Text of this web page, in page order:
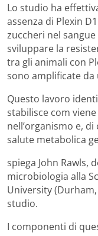
Lo studio ha
assenza di Plexin
zuccheri nel
sviluppare la
tra gli animali con
sono amplificate da
Questo lavoro
stabilisce com
nell’organismo e,
salute metabolica
spiega John Rawls,
microbiologia alla
University
studio.
I componenti di